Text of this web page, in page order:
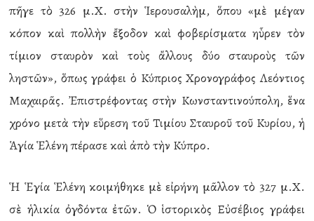
πῆγε τὸ 326 μ.Χ. στὴν Ἱερουσαλὴμ, ὅπου «μὲ μέγαν
κόπον καὶ πολλὴν ἔξοδον καὶ φοβερίσματα ηὗρεν τὸν
τίμιον σταυρὸν καὶ τοὺς ἄλλους δύο σταυροὺς τῶν
ληστῶν», ὅπως γράφει ὁ Κύπριος Χρονογράφος Λεόντιος
Μαχαιρᾶς. Ἐπιστρέφοντας στὴν Κωνσταντινούπολη, ἕνα
χρόνο μετὰ τὴν εὕρεση τοῦ Τιμίου Σταυροῦ τοῦ Κυρίου, ἡ
Ἁγία Ἑλένη πέρασε καὶ ἀπὸ τὴν Κύπρο.
Ἡ Ἑγία Ἑλένη κοιμήθηκε μὲ εἰρήνη μᾶλλον τὸ 327 μ.Χ.
σὲ ἡλικία ὀγδόντα ἐτῶν. Ὁ ἱστορικὸς Εὐσέβιος γράφει